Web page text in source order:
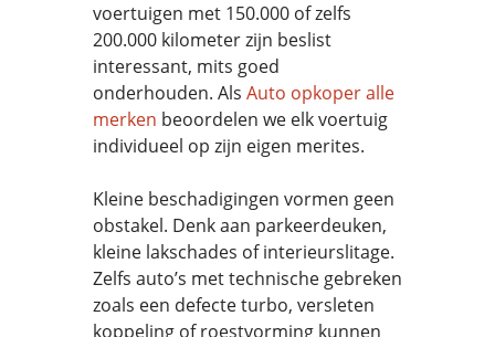
voertuigen met 150.000 of zelfs
200.000 kilometer zijn beslist
interessant, mits goed
onderhouden. Als Auto opkoper alle
merken beoordelen we elk voertuig
individueel op zijn eigen merites.
Kleine beschadigingen vormen geen
obstakel. Denk aan parkeerdeuken,
kleine lakschades of interieurslitage.
Zelfs auto’s met technische gebreken
zoals een defecte turbo, versleten
koppeling of roestvorming kunnen